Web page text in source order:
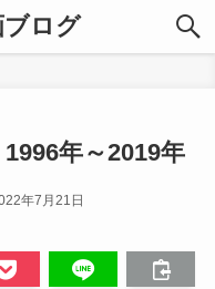
ログ
年～2019年
年7月21日